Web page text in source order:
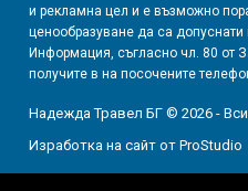
и рекламна цел и е възможно
ценообразуване да са допуснати
Информация, съгласно чл. 80 от
получите в на посочените
Надежда Травел БГ © 2026 -
Изработка на сайт от ProStudio